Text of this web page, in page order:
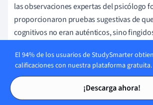
Tarjetas de estudio
Tarjetas de estudio
las observaciones expertas del psicólogo
proporcionaron pruebas sugestivas de
cognitivos no eran auténticos, sino
aplicado en un escenario del mundo real,
un contexto forense. Estos ejemplos son
para comprender la utilidad y la
instrumentos psicológicos tanto en los
El 94% de los usuarios de StudySmarter
calificaciones con nuestra plataforma gratuita.
¡Descarga ahora!